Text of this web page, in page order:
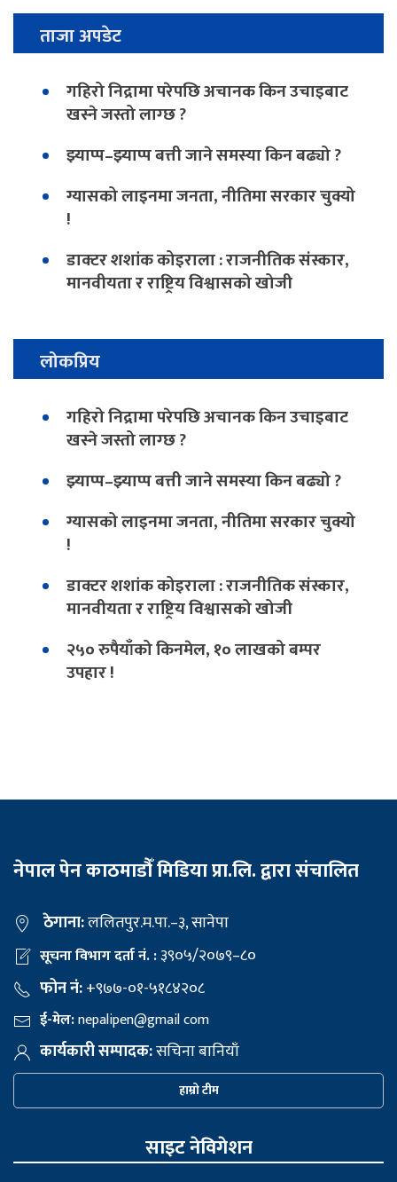
ताजा अपडेट
गहिरो निद्रामा परेपछि अचानक किन उचाइबाट
खस्ने जस्तो लाग्छ ?
झ्याप्प–झ्याप्प बत्ती जाने समस्या किन बढ्यो ?
ग्यासको लाइनमा जनता, नीतिमा सरकार चुक्यो
!
डाक्टर शशांक कोइराला : राजनीतिक संस्कार,
मानवीयता र राष्ट्रिय विश्वासको खोजी
लोकप्रिय
गहिरो निद्रामा परेपछि अचानक किन उचाइबाट
खस्ने जस्तो लाग्छ ?
झ्याप्प–झ्याप्प बत्ती जाने समस्या किन बढ्यो ?
ग्यासको लाइनमा जनता, नीतिमा सरकार चुक्यो
!
डाक्टर शशांक कोइराला : राजनीतिक संस्कार,
मानवीयता र राष्ट्रिय विश्वासको खोजी
२५० रुपैयाँको किनमेल, १० लाखको बम्पर
उपहार !
नेपाल पेन काठमाडौँ मिडिया प्रा.लि. द्वारा संचालित
ठेगाना:ललितपुर.म.पा.–३, सानेपा
सूचना विभाग दर्ता नं. :३९०५/२०७९–८०
फोन नं:+९७७-०१-५१८४२०८
ई-मेल:nepalipen@gmail com
कार्यकारी सम्पादक:सचिना बानियाँ
हाम्रो टीम
साइट नेविगेशन